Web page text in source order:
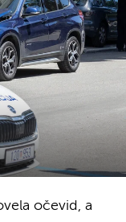
očevid, a